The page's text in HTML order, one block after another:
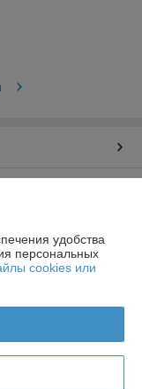
удобства
персональных
cookies или